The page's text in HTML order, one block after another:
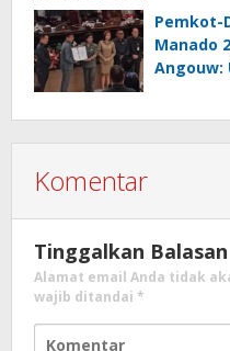
Pemkot-
Manado
Angouw:
Komentar
Tinggalkan Balasan
Alamat email Anda tidak
wajib ditandai *